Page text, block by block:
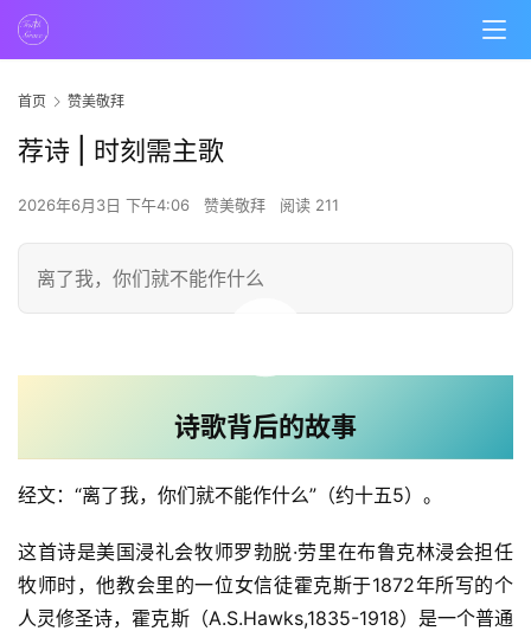
首页 赞美敬拜
荐诗 | 时刻需主歌
2026年6月3日 下午4:06 赞美敬拜 阅读 211
离了我，你们就不能作什么
00:00 / 03:40
诗歌背后的故事
经文：“离了我，你们就不能作什么”（约十五5）。
这首诗是美国浸礼会牧师罗勃脱·劳里在布鲁克林浸会担任
牧师时，他教会里的一位女信徒霍克斯于1872年所写的个
人灵修圣诗，霍克斯（A.S.Hawks,1835-1918）是一个普通